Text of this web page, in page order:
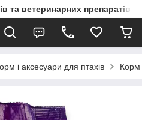
та ветеринарних препаратів
і аксесуари для птахів Корм